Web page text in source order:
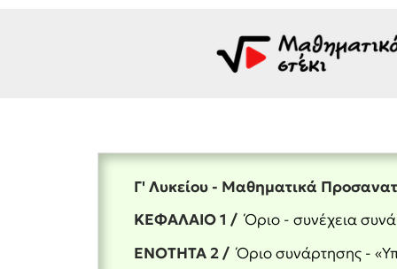
Γ' Λυκείου - Μαθηματικά
ΚΕΦΑΛΑΙΟ 1 /Όριο - συνέχεια
ΕΝΟΤΗΤΑ 2 /Όριο συνάρτησης -